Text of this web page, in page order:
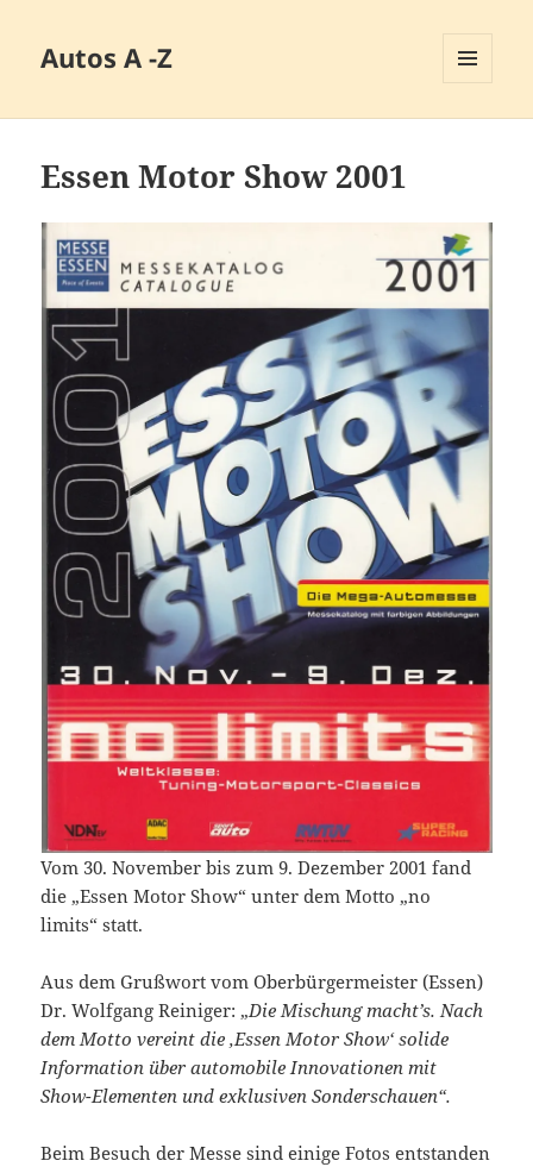
Autos A -Z
Essen Motor Show 2001
Vom 30. November bis zum 9. Dezember 2001 fand
die „Essen Motor Show“ unter dem Motto „no
limits“ statt.
Aus dem Grußwort vom Oberbürgermeister (Essen)
Dr. Wolfgang Reiniger: „Die Mischung macht’s. Nach
dem Motto vereint die ‚Essen Motor Show‘ solide
Information über automobile Innovationen mit
Show-Elementen und exklusiven Sonderschauen“.
Beim Besuch der Messe sind einige Fotos entstanden